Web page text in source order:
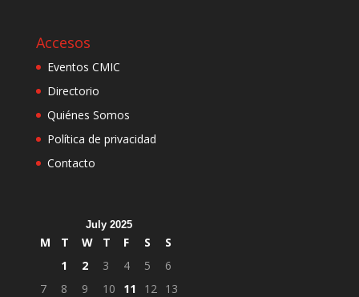
Accesos
Eventos CMIC
Directorio
Quiénes Somos
Política de privacidad
Contacto
July 2025
M T W T F S
S
1
2 3 4 5
6
7
8 9 10 11 12
13